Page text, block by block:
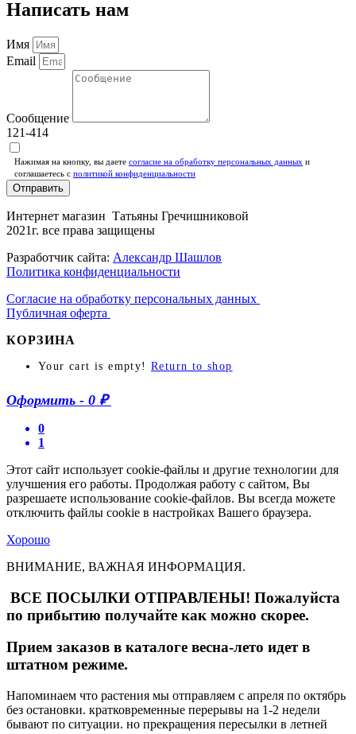
Написать нам
Имя
Email
Сообщение
121-414
Нажимая на кнопку, вы даете согласие на обработку персональных данных и
соглашаетесь c политикой конфиденциальности
Отправить
Интернет магазин Татьяны Гречишниковой
2021г. все права защищены
Разработчик сайта: Александр Шашлов
Политика конфиденциальности
Согласие на обработку персональных данных
Публичная оферта
КОРЗИНА
Your cart is empty! Return to shop
Оформить - 0 ₽
0
1
Этот сайт использует cookie-файлы и другие технологии для
улучшения его работы. Продолжая работу с сайтом, Вы
разрешаете использование cookie-файлов. Вы всегда можете
отключить файлы cookie в настройках Вашего браузера.
Хорошо
ВНИМАНИЕ, ВАЖНАЯ ИНФОРМАЦИЯ.
ВСЕ ПОСЫЛКИ ОТПРАВЛЕНЫ! Пожалуйста
по прибытию получайте как можно скорее.
Прием заказов в каталоге весна-лето идет в
штатном режиме.
Напоминаем что растения мы отправляем с апреля по октябрь
без остановки. кратковременные перерывы на 1-2 недели
бывают по ситуации. но прекращения пересылки в летней